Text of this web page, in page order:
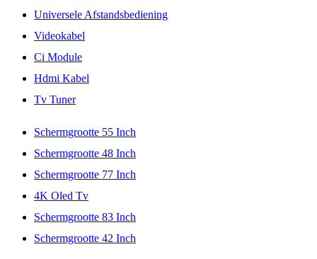
Universele Afstandsbediening
Videokabel
Ci Module
Hdmi Kabel
Tv Tuner
Schermgrootte 55 Inch
Schermgrootte 48 Inch
Schermgrootte 77 Inch
4K Oled Tv
Schermgrootte 83 Inch
Schermgrootte 42 Inch